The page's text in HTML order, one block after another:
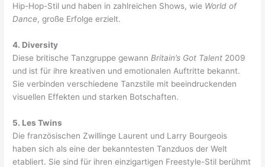
Hip-Hop-Stil und haben in zahlreichen Shows, wie World of
Dance, große Erfolge erzielt.
4. Diversity
Diese britische Tanzgruppe gewann Britain’s Got Talent 2009
und ist für ihre kreativen und emotionalen Auftritte bekannt.
Sie verbinden verschiedene Tanzstile mit beeindruckenden
visuellen Effekten und starken Botschaften.
5. Les Twins
Die französischen Zwillinge Laurent und Larry Bourgeois
haben sich als eine der bekanntesten Tanzduos der Welt
etabliert. Sie sind für ihren einzigartigen Freestyle-Stil berühmt